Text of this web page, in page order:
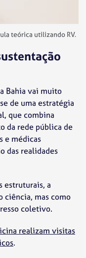
teórica utilizando RV.
Bahia vai muito
de uma estratégia
que combina
da rede pública de
e médicas
das realidades
estruturais, a
ciência, mas como
coletivo.
realizam visitas
.